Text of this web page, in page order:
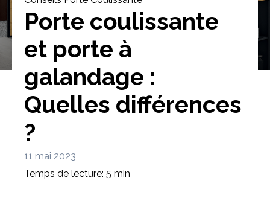
Bibliothèque Meuble tv
Porte coulissante
et porte à
galandage :
Quelles différences
?
11 mai 2023
Temps de lecture: 5 min